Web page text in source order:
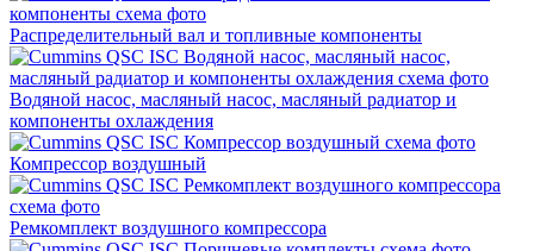
Распределительный вал и топливные компоненты
Водяной насос, масляный насос, масляный радиатор и
компоненты охлаждения
Компрессор воздушный
Ремкомплект воздушного компрессора